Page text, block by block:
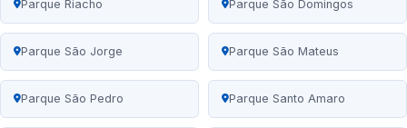
Parque Riacho Parque São Domingos
Parque São Jorge Parque São Mateus
Parque São Pedro Parque Santo Amaro